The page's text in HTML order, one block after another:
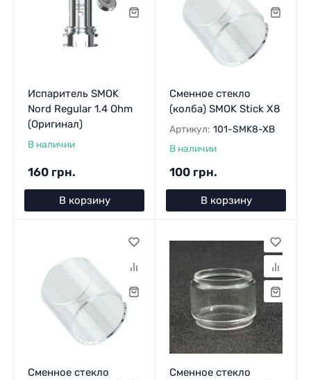
Испаритель SMOK
Nord Regular 1.4 Ohm
(Оригинал)
В наличии
160 грн.
В корзину
Сменное стекло
(колба) SMOK Stick X8
Артикул: 101-SMK8-XB
В наличии
100 грн.
В корзину
Сменное стекло
Сменное стекло